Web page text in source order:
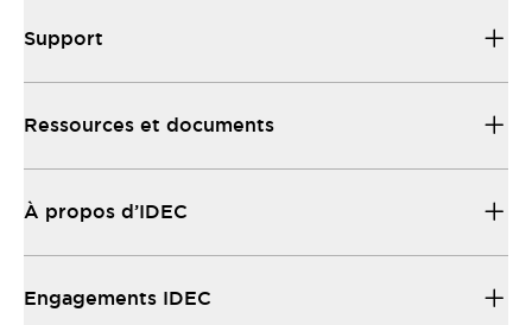
Support
Ressources et documents
À propos d’IDEC
Engagements IDEC